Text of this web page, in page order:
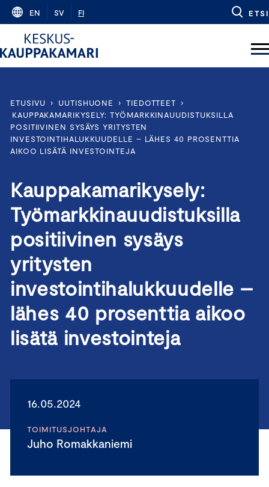
Skip
content
EN SV FI ETSI
ETUSIVU › UUTISHUONE › TIEDOTTEET
›
KAUPPAKAMARIKYSELY: TYÖMARKKINAUUDISTUKSILLA
POSITIIVINEN SYSÄYS YRITYSTEN
INVESTOINTIHALUKKUUDELLE – LÄHES 40 PROSENTTIA
AIKOO LISÄTÄ INVESTOINTEJA
Kauppakamarikysely:
Työmarkkinauudistuksilla
positiivinen sysäys
yritysten
investointihalukkuudelle –
lähes 40 prosenttia aikoo
lisätä investointeja
16.05.2024
TOIMITUSJOHTAJA
Juho Romakkaniemi